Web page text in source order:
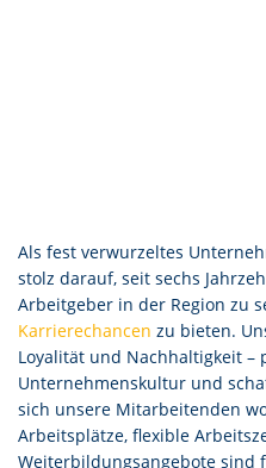
Als fest verwurzeltes
stolz darauf, seit sechs
Arbeitgeber in der Region zu
Karrierechancen zu bieten.
Loyalität und Nachhaltigkeit –
Unternehmenskultur und
sich unsere Mitarbeitenden
Arbeitsplätze, flexible
Weiterbildungsangebote